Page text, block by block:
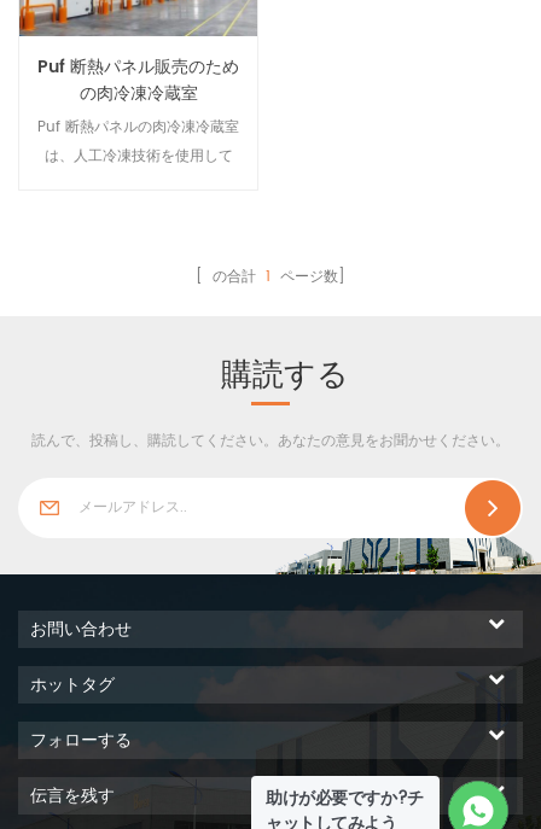
Puf 断熱パネル販売のため
の肉冷凍冷蔵室
Puf 断熱パネルの肉冷凍冷蔵室
は、人工冷凍技術を使用して
は、冷凍システム、断熱シス
[ の合計 1 ページ数]
購読する
読んで、投稿し、購読してください。あなたの意見をお聞かせください。
助けが必要ですか?チ
お問い合わせ
ホットタグ
フォローする
伝言を残す